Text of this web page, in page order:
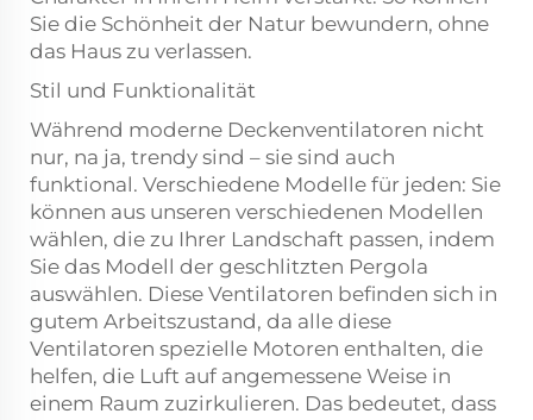
Sie die Schönheit der Natur bewundern, ohne
das Haus zu verlassen.
Stil und Funktionalität
Während moderne Deckenventilatoren nicht
nur, na ja, trendy sind – sie sind auch
funktional. Verschiedene Modelle für jeden: Sie
können aus unseren verschiedenen Modellen
wählen, die zu Ihrer Landschaft passen, indem
Sie das Modell der geschlitzten Pergola
auswählen. Diese Ventilatoren befinden sich in
gutem Arbeitszustand, da alle diese
Ventilatoren spezielle Motoren enthalten, die
helfen, die Luft auf angemessene Weise in
einem Raum zuzirkulieren. Das bedeutet, dass